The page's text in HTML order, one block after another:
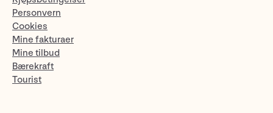
Personvern
Cookies
Mine fakturaer
Mine tilbud
Bærekraft
Tourist